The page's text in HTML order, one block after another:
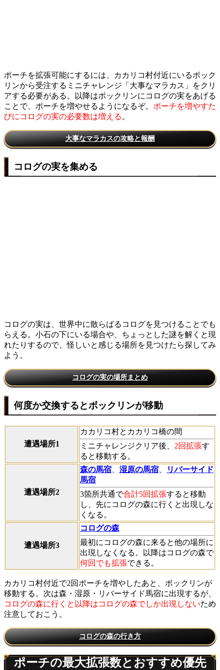
ポーチを拡張可能にするには、カカリコ村付近にいるボック
リンから受注するミニチャレンジ「大事なマラカス」をクリ
アする必要がある。以降はボックリンにコログの実をあげる
ことで、ポーチを増やせるようになるぞ。 ポーチを増やすた
びにコログの実の必要数は増える 。
大事なマラカスの攻略と報酬
コログの実を集める
コログの実は、世界中に散らばるコログを見つけることでも
らえる。小石の下にいる場合や、ちょっとした謎を解くと現
れたりするので、怪しいと感じる場所を見つけたら探してみ
よう。
コログの実の場所まとめ
何度か交換するとボックリンが移動
遭遇場所1
カカリコ村とカカリコ橋の間
ミニチャレンジクリア後、 2回拡張す
ると移動する。
遭遇場所2
森の馬宿 湿原の馬宿
リバーサイド
馬宿
3箇所共通で合計5回拡張すると移動
し、先にコログの森に行くと出現しな
くなる。
遭遇場所3
コログの森
最初にコログの森に来ると他の場所に
出現しなくなる。以降はコログの森で
何回でも拡張できる。
カカリコ村付近で2回ポーチを増やしたあと、ボックリンが
移動する。次は森・湿原・リバーサイド馬宿に出現するが、
コログの森に行くと以降はコログの森でしか出現しないため
注意しておこう。
コログの森の行き方
ポーチの最大拡張数とおすすめ優先